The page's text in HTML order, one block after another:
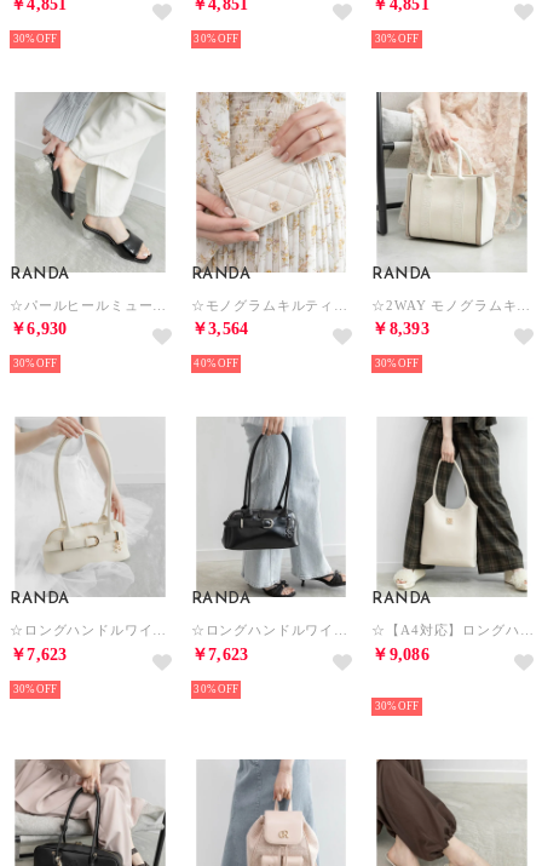
￥4,851
30%
￥4,851
30%
￥4,851
30%
RANDA
￥6,930
30%
RANDA
￥3,564
40%
RANDA
￥8,393
30%
RANDA
☆ロングハンドルワイドショルダーバッグ （IVORY）
￥7,623
30%
RANDA
☆ロングハンドルワイドショルダーバッグ （BLACK）
￥7,623
30%
RANDA
☆【A4対応】ロングハンドルモノグラムトートバッグ （IVORY）
￥9,086
30%